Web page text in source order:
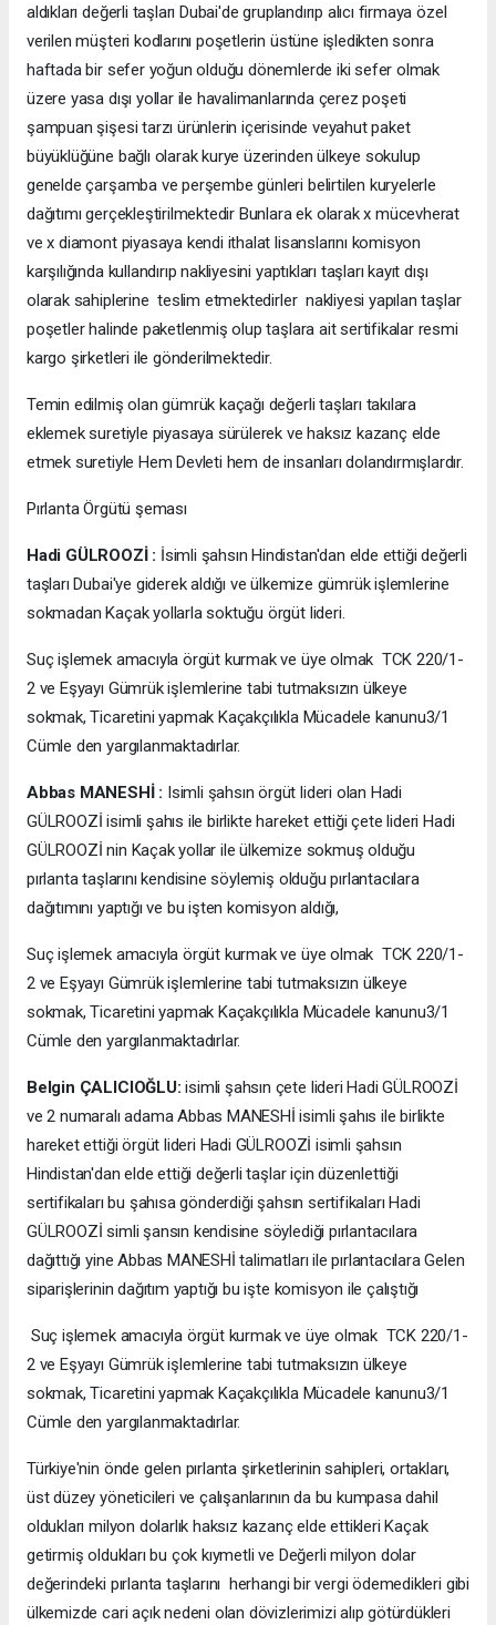
aldıkları değerli taşları Dubai'de gruplandırıp alıcı firmaya özel
verilen müşteri kodlarını poşetlerin üstüne işledikten sonra
haftada bir sefer yoğun olduğu dönemlerde iki sefer olmak
üzere yasa dışı yollar ile havalimanlarında çerez poşeti
şampuan şişesi tarzı ürünlerin içerisinde veyahut paket
büyüklüğüne bağlı olarak kurye üzerinden ülkeye sokulup
genelde çarşamba ve perşembe günleri belirtilen kuryelerle
dağıtımı gerçekleştirilmektedir Bunlara ek olarak x mücevherat
ve x diamont piyasaya kendi ithalat lisanslarını komisyon
karşılığında kullandırıp nakliyesini yaptıkları taşları kayıt dışı
olarak sahiplerine teslim etmektedirler nakliyesi yapılan taşlar
poşetler halinde paketlenmiş olup taşlara ait sertifikalar resmi
kargo şirketleri ile gönderilmektedir.
Temin edilmiş olan gümrük kaçağı değerli taşları takılara
eklemek suretiyle piyasaya sürülerek ve haksız kazanç elde
etmek suretiyle Hem Devleti hem de insanları dolandırmışlardır.
Pırlanta Örgütü şeması
Hadi GÜLROOZİ : İsimli şahsın Hindistan'dan elde ettiği değerli
taşları Dubai'ye giderek aldığı ve ülkemize gümrük işlemlerine
sokmadan Kaçak yollarla soktuğu örgüt lideri.
Suç işlemek amacıyla örgüt kurmak ve üye olmak TCK 220/1-
2 ve Eşyayı Gümrük işlemlerine tabi tutmaksızın ülkeye
sokmak, Ticaretini yapmak Kaçakçılıkla Mücadele kanunu3/1
Cümle den yargılanmaktadırlar.
Abbas MANESHİ : Isimli şahsın örgüt lideri olan Hadi
GÜLROOZİ isimli şahıs ile birlikte hareket ettiği çete lideri Hadi
GÜLROOZİ nin Kaçak yollar ile ülkemize sokmuş olduğu
pırlanta taşlarını kendisine söylemiş olduğu pırlantacılara
dağıtımını yaptığı ve bu işten komisyon aldığı,
Suç işlemek amacıyla örgüt kurmak ve üye olmak TCK 220/1-
2 ve Eşyayı Gümrük işlemlerine tabi tutmaksızın ülkeye
sokmak, Ticaretini yapmak Kaçakçılıkla Mücadele kanunu3/1
Cümle den yargılanmaktadırlar.
Belgin ÇALICIOĞLU: isimli şahsın çete lideri Hadi GÜLROOZİ
ve 2 numaralı adama Abbas MANESHİ isimli şahıs ile birlikte
hareket ettiği örgüt lideri Hadi GÜLROOZİ isimli şahsın
Hindistan'dan elde ettiği değerli taşlar için düzenlettiği
sertifikaları bu şahısa gönderdiği şahsın sertifikaları Hadi
GÜLROOZİ simli şansın kendisine söylediği pırlantacılara
dağıttığı yine Abbas MANESHİ talimatları ile pırlantacılara Gelen
siparişlerinin dağıtım yaptığı bu işte komisyon ile çalıştığı
Suç işlemek amacıyla örgüt kurmak ve üye olmak TCK 220/1-
2 ve Eşyayı Gümrük işlemlerine tabi tutmaksızın ülkeye
sokmak, Ticaretini yapmak Kaçakçılıkla Mücadele kanunu3/1
Cümle den yargılanmaktadırlar.
Türkiye'nin önde gelen pırlanta şirketlerinin sahipleri, ortakları,
üst düzey yöneticileri ve çalışanlarının da bu kumpasa dahil
oldukları milyon dolarlık haksız kazanç elde ettikleri Kaçak
getirmiş oldukları bu çok kıymetli ve Değerli milyon dolar
değerindeki pırlanta taşlarını herhangi bir vergi ödemedikleri gibi
ülkemizde cari açık nedeni olan dövizlerimizi alıp götürdükleri